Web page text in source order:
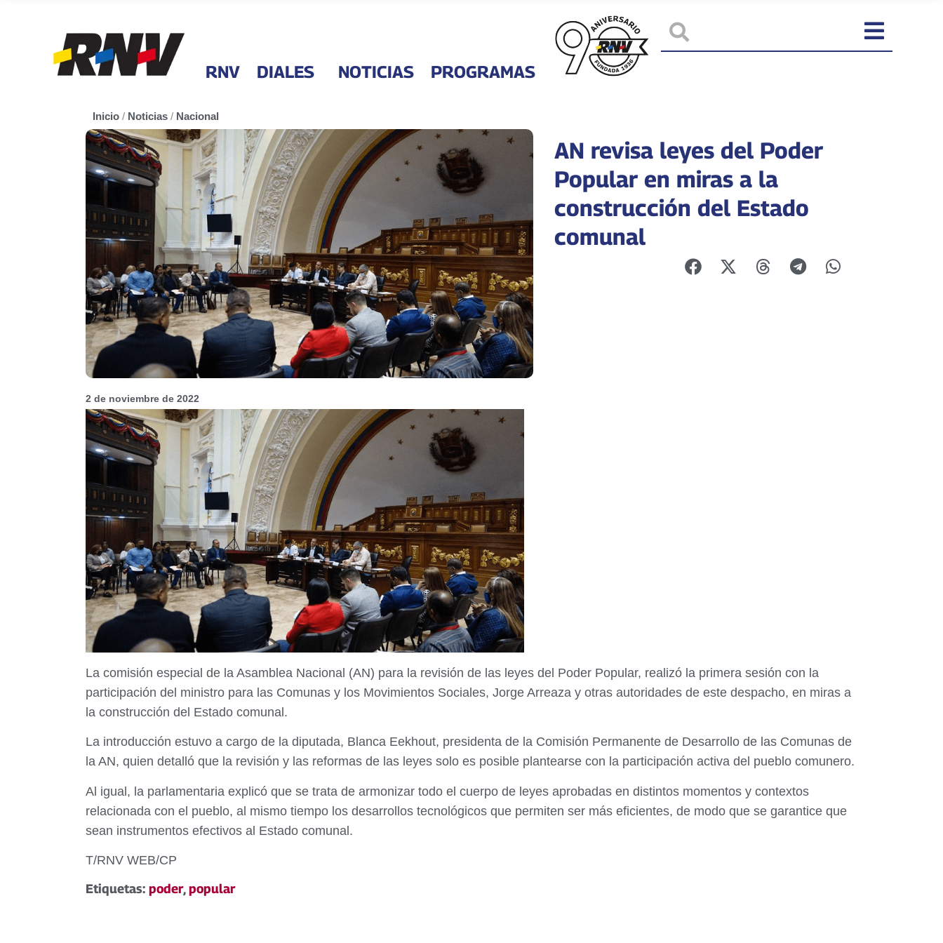
RNV DIALES NOTICIAS PROGRAMAS
Inicio / Noticias / Nacional
AN revisa leyes del Poder
Popular en miras a la
construcción del Estado
comunal
2 de noviembre de 2022
La comisión especial de la Asamblea Nacional (AN) para la revisión de las leyes del Poder Popular, realizó la primera sesión con la
participación del ministro para las Comunas y los Movimientos Sociales, Jorge Arreaza y otras autoridades de este despacho, en miras a
la construcción del Estado comunal.
La introducción estuvo a cargo de la diputada, Blanca Eekhout, presidenta de la Comisión Permanente de Desarrollo de las Comunas de
la AN, quien detalló que la revisión y las reformas de las leyes solo es posible plantearse con la participación activa del pueblo comunero.
Al igual, la parlamentaria explicó que se trata de armonizar todo el cuerpo de leyes aprobadas en distintos momentos y contextos
relacionada con el pueblo, al mismo tiempo los desarrollos tecnológicos que permiten ser más eficientes, de modo que se garantice que
sean instrumentos efectivos al Estado comunal.
T/RNV WEB/CP
Etiquetas: poder,popular